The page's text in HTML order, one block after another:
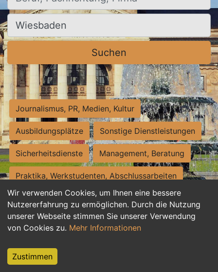
Wir verwenden Cookies, um Ihnen eine bessere
Nutzererfahrung zu ermöglichen. Durch die Nutzung
unserer Webseite stimmen Sie unserer Verwendung
von Cookies zu. Mehr Informationen
Zustimmen
Ort, Stadt
Suchen
Journalismus, PR, Medien, Kultur
Ausbildungsplätze Sonstige Dienstleistungen
Sicherheitsdienste Management, Beratung
Praktika, Werkstudenten, Abschlussarbeiten
Personalwesen Assistenz, Sekretariat
Hilfskräfte, Aushilfs- und Nebenjobs
Weiterbildung, Studium, duale Ausbildung